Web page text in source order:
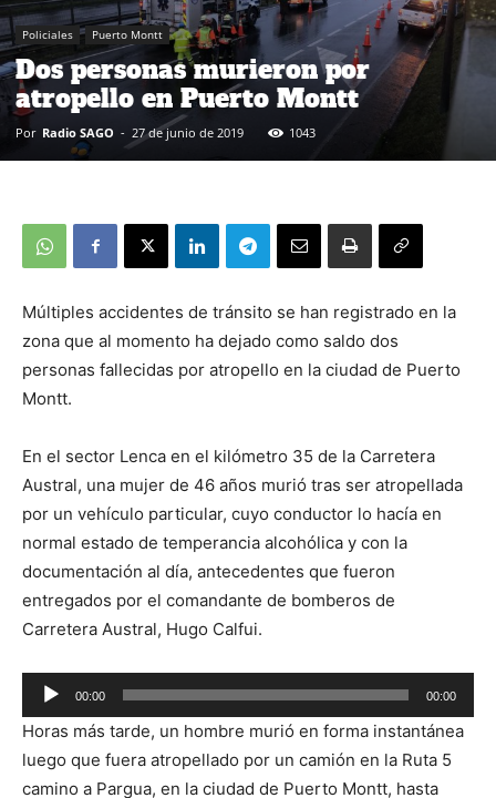
Policiales Puerto Montt
Dos personas murieron por
atropello en Puerto Montt
Por Radio SAGO - 27 de junio de 2019 1043
Múltiples accidentes de tránsito se han registrado en la
zona que al momento ha dejado como saldo dos
personas fallecidas por atropello en la ciudad de Puerto
Montt.
En el sector Lenca en el kilómetro 35 de la Carretera
Austral, una mujer de 46 años murió tras ser atropellada
por un vehículo particular, cuyo conductor lo hacía en
normal estado de temperancia alcohólica y con la
documentación al día, antecedentes que fueron
entregados por el comandante de bomberos de
Carretera Austral, Hugo Calfui.
Reproductor
de
audio
00:00 00:00
Horas más tarde, un hombre murió en forma instantánea
luego que fuera atropellado por un camión en la Ruta 5
camino a Pargua, en la ciudad de Puerto Montt, hasta